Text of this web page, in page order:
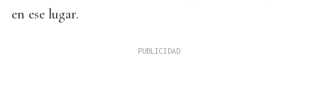
en ese lugar.